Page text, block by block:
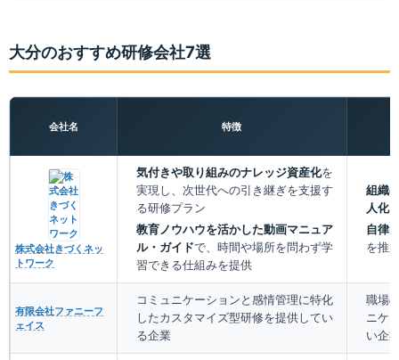
大分のおすすめ研修会社7選
会社名 特徴
株式会社きづくネッ
トワーク
気付きや取り組みのナレッジ資産化を
実現し、次世代への引き継ぎを支援す
る研修プラン
教育ノウハウを活かした動画マニュア
ル・ガイドで、時間や場所を問わず学
習できる仕組みを提供
組織
人化
自律
を推
有限会社ファニーフ
ェイス
コミュニケーションと感情管理に特化
したカスタマイズ型研修を提供してい
る企業
職場
ニケ
い企